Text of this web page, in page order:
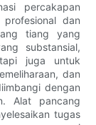
percakapan
dan
tiang yang
substansial,
juga untuk
dan
dengan
Alat pancang
tugas